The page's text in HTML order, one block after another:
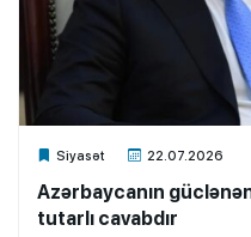
Siyasət 22.07.2026
Xalq.Online
Azərbaycanın
tutarlı cavabdır